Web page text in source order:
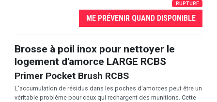
RUPTURE
ME PRÉVENIR QUAND DISPONIBLE
Brosse à poil inox pour nettoyer le
logement d'amorce LARGE RCBS
Primer Pocket Brush RCBS
L'accumulation de résidus dans les poches d'amorces peut être un
véritable problème pour ceux qui rechargent des munitions. Cette